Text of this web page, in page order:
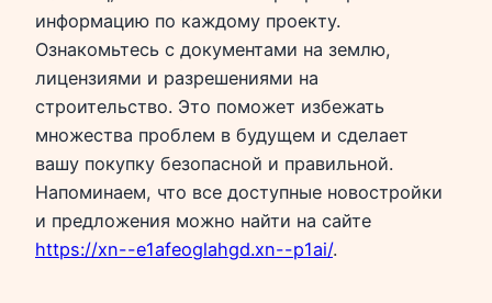
информацию по каждому проекту.
Ознакомьтесь с документами на землю,
лицензиями и разрешениями на
строительство. Это поможет избежать
множества проблем в будущем и сделает
вашу покупку безопасной и правильной.
Напоминаем, что все доступные новостройки
и предложения можно найти на сайте
https://xn--e1afeoglahgd.xn--p1ai/.